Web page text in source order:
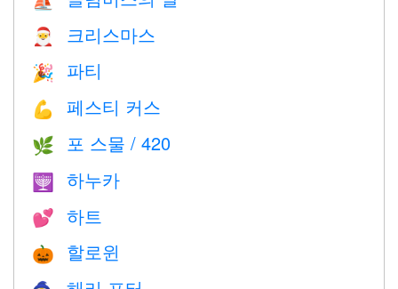
🎅 크리스마스
🎉 파티
💪 페스티 커스
🌿 포 스물 / 420
🕎 하누카
💕 하트
🎃 할로윈